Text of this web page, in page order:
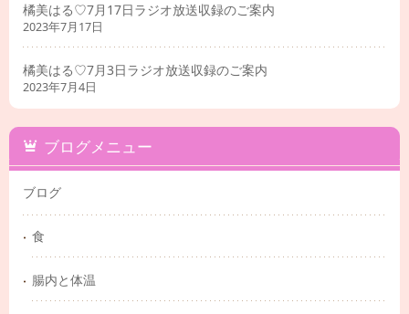
橘美はる♡7月17日ラジオ放送収録のご案内
2023年7月17日
橘美はる♡7月3日ラジオ放送収録のご案内
2023年7月4日
ブログメニュー
ブログ
食
腸内と体温